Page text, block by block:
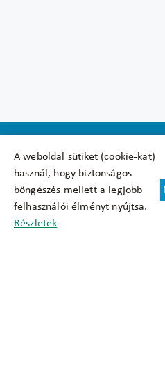
A weboldal sütiket (cookie-kat)
használ, hogy biztonságos
böngészés mellett a legjobb
felhasználói élményt nyújtsa.
Részletek